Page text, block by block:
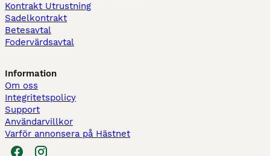
Kontrakt Utrustning
Sadelkontrakt
Betesavtal
Fodervärdsavtal
Information
Om oss
Integritetspolicy
Support
Användarvillkor
Varför annonsera på Hästnet